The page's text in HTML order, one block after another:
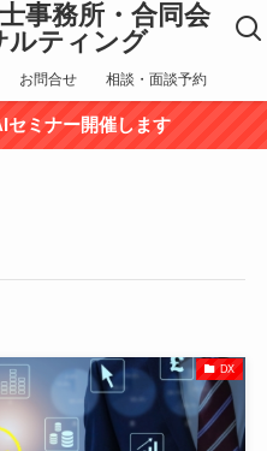
事務所・合同会
ルティング
お問合せ 相談・面談予約
セミナー開催します
DX